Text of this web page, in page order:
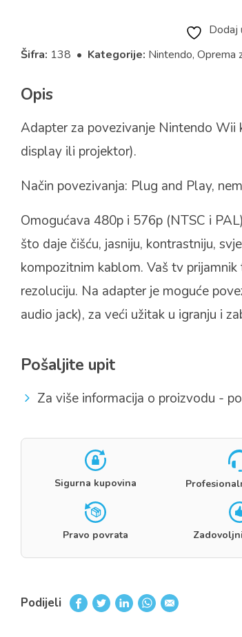
Dodaj
Šifra: 138 • Kategorije: Nintendo,Oprema
Opis
Adapter za povezivanje Nintendo
display ili projektor).
Način povezivanja: Plug and Play,
Omogućava 480p i 576p (NTSC i
što daje čišću, jasniju, kontrastniju,
kompozitnim kablom. Vaš tv
rezoluciju. Na adapter je moguće
audio jack), za veći užitak u igranju i
Pošaljite upit
Za više informacija o proizvodu -
Sigurna kupovina
Pravo povrata
Podijeli